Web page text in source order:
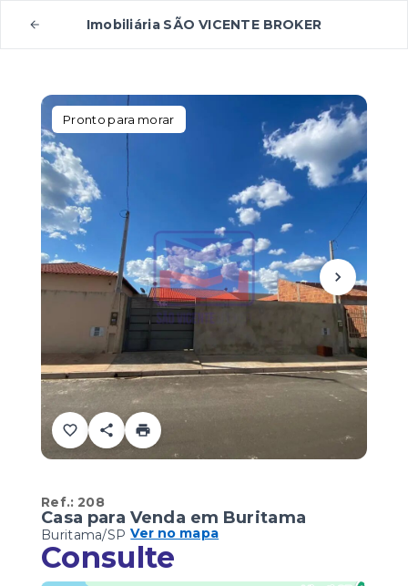
Imobiliária SÃO VICENTE BROKER
Pronto para morar
Ref.:208
Casa para Venda em Buritama
Buritama/SP Ver no mapa
Consulte